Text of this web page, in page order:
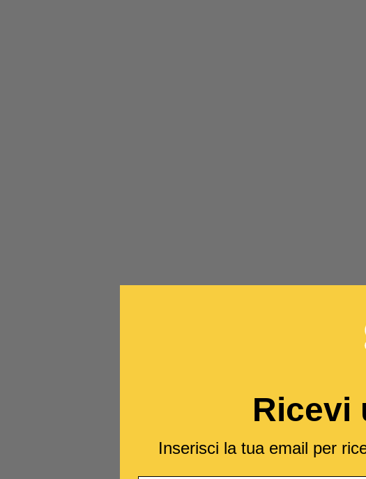
Ricevi
Inserisci la tua email per